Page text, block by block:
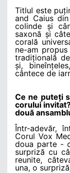
Titlul este
and Caius
colinde și
saxonă și
corală
ne-am
tradițională
și,
cântece de
Ce ne puteți
corului
două
Într-adevăr,
Corul Vox
doua parte -
surpriză cu
reunite,
una, o